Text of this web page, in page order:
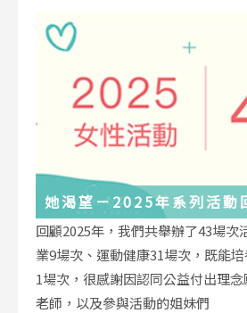
她渴望－2025年系列活動
回顧2025年，我們共舉辦了43場次
業9場次、運動健康31場次，既能
1場次，很感謝因認同公益付出理
老師，以及參與活動的姐妹們